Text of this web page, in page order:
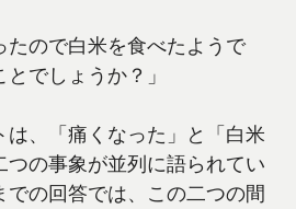
たので白米を食べたようで
でしょうか？」
は、「痛くなった」と「白米
つの事象が並列に語られてい
での回答では、この二つの間